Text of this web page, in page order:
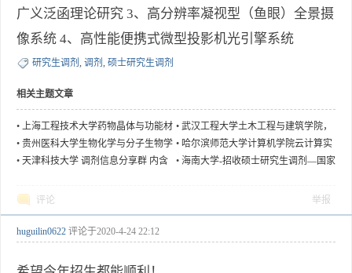
广义泛函理论研究 3、高分辨率凝视型（鱼眼）全景摄
像系统 4、高性能便携式微型投影机光引擎系统
研究生调剂 , 调剂 , 硕士研究生调剂
相关主题文章
• 上海工程技术大学药物晶体与功能材
料课题组接受研究生调剂
• 武汉工程大学土木工程与建筑学院，
车-桥耦合及健康监测团队招收桥梁结
构调剂研究生
• 贵州医科大学生物化学与分子生物学
专业接收调剂生
• 哈尔滨师范大学计算机学院云计算实
验室招收2020年调剂研究生
• 天津科技大学 调剂信息分享群 内含
• 海南大学-招收硕士研究生调剂—国家
评论 举报
huguilin0622 评论于2020-4-24 22:12